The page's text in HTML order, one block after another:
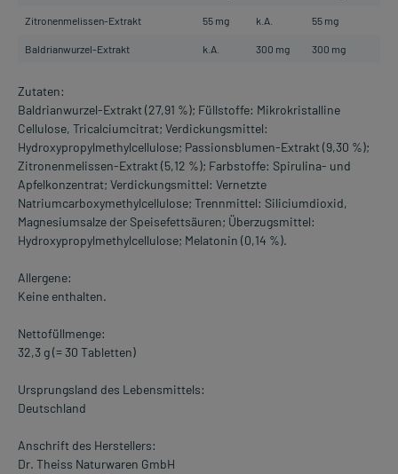
Zitronenmelissen-Extrakt 55 mg k.A. 55 mg
Baldrianwurzel-Extrakt k.A. 300 mg 300 mg
Zutaten:
Baldrianwurzel-Extrakt (27,91 %); Füllstoffe: Mikrokristalline
Cellulose, Tricalciumcitrat; Verdickungsmittel:
Hydroxypropylmethylcellulose; Passionsblumen-Extrakt (9,30 %);
Zitronenmelissen-Extrakt (5,12 %); Farbstoffe: Spirulina- und
Apfelkonzentrat; Verdickungsmittel: Vernetzte
Natriumcarboxymethylcellulose; Trennmittel: Siliciumdioxid,
Magnesiumsalze der Speisefettsäuren; Überzugsmittel:
Hydroxypropylmethylcellulose; Melatonin (0,14 %).
Allergene:
Keine enthalten.
Nettofüllmenge:
32,3 g (= 30 Tabletten)
Ursprungsland des Lebensmittels:
Deutschland
Anschrift des Herstellers:
Dr. Theiss Naturwaren GmbH